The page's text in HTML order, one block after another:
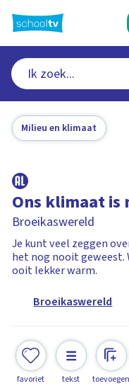
naar
hoofdinhoud
Milieu en klimaat
Ons klimaat is
Broeikaswereld
Je kunt veel zeggen
het nog nooit geweest.
ooit lekker warm.
Broeikaswereld
favoriet tekst toevoegen